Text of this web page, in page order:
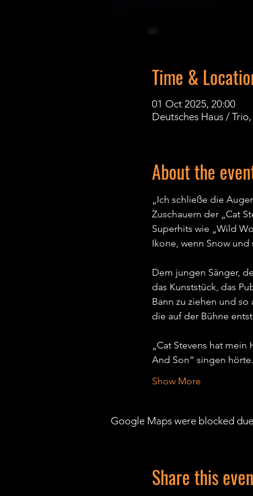
Time &
01 Oct 2025, 20:00
Deutsches Haus /
About the
„Ich schließe die
Zuschauern der „Cat
Superhits wie „Wild
Ikone, wenn Snow
Dem jungen Sänger,
das Kunststück, das
Bann zu ziehen und
die auf der Bühne
„Cat Stevens hat
And Son“ singen
Show More
Google Maps were blocked
Share this